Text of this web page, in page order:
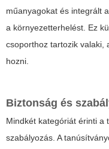
műanyagokat és integrált
a környezetterhelést. Ez
csoporthoz tartozik valaki,
hozni.
Biztonság és
Mindkét kategóriát érinti a
szabályozás. A